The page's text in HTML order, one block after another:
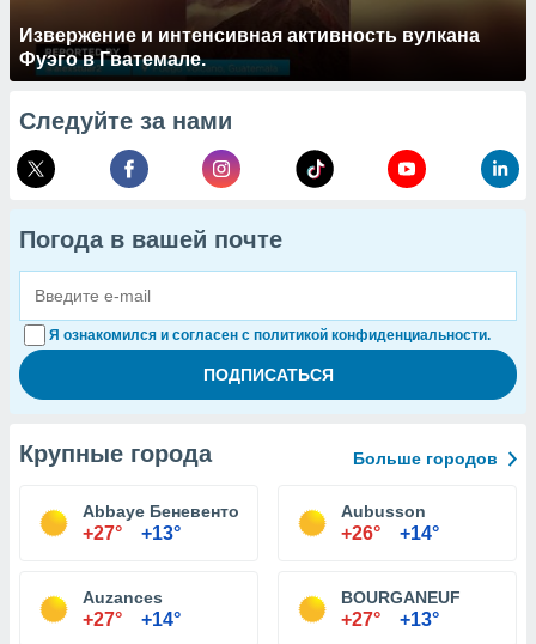
Извержение и интенсивная активность вулкана
Фуэго в Гватемале.
Следуйте за нами
Погода в вашей почте
Я ознакомился и согласен с политикой конфиденциальности.
Крупные города Больше городов
Abbaye Беневенто
+27° +13°
Aubusson
+26° +14°
Auzances
+27° +14°
BOURGANEUF
+27° +13°